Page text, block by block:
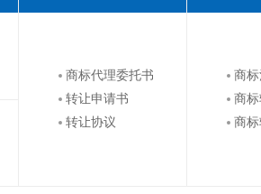
商标代理委托书
转让申请书
转让协议
商
商
商